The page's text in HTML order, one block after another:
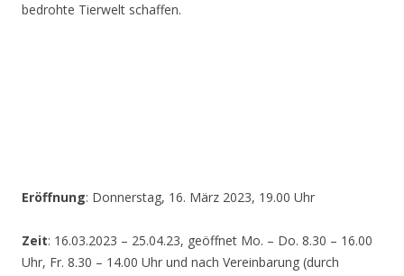
bedrohte Tierwelt schaffen.
Eröffnung: Donnerstag, 16. März 2023, 19.00 Uhr
Zeit: 16.03.2023 – 25.04.23, geöffnet Mo. – Do. 8.30 – 16.00
Uhr, Fr. 8.30 – 14.00 Uhr und nach Vereinbarung (durch